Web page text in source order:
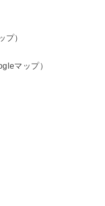
プ）
マップ）